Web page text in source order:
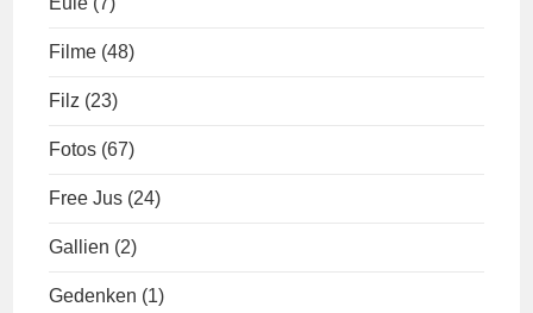
Filme (48)
Filz (23)
Fotos (67)
Free Jus (24)
Gallien (2)
Gedenken (1)